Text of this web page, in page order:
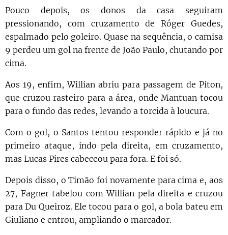
Pouco depois, os donos da casa seguiram
pressionando, com cruzamento de Róger Guedes,
espalmado pelo goleiro. Quase na sequência, o camisa
9 perdeu um gol na frente de João Paulo, chutando por
cima.
Aos 19, enfim, Willian abriu para passagem de Piton,
que cruzou rasteiro para a área, onde Mantuan tocou
para o fundo das redes, levando a torcida à loucura.
Com o gol, o Santos tentou responder rápido e já no
primeiro ataque, indo pela direita, em cruzamento,
mas Lucas Pires cabeceou para fora. E foi só.
Depois disso, o Timão foi novamente para cima e, aos
27, Fagner tabelou com Willian pela direita e cruzou
para Du Queiroz. Ele tocou para o gol, a bola bateu em
Giuliano e entrou, ampliando o marcador.